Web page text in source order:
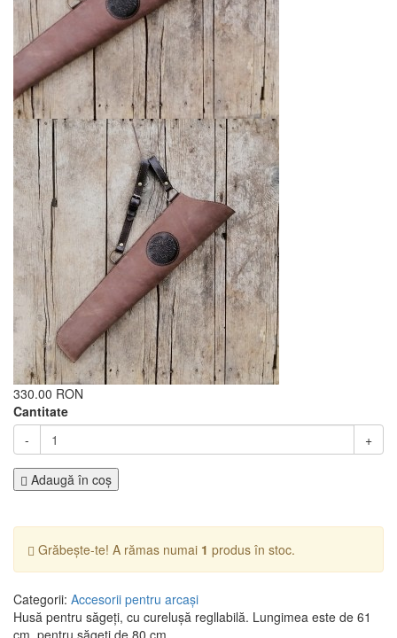
330.00 RON
Cantitate
-
+
Adaugă în coş
Grăbește-te! A rămas numai 1 produs în stoc.
Categorii: Accesorii pentru arcași
Husă pentru săgeți, cu curelușă regllabilă. Lungimea este de 61
cm, pentru săgeți de 80 cm.